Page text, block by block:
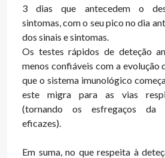
3 dias que antecedem o
sintomas, com o seu pico no dia
dos sinais e sintomas.
Os testes rápidos de deteção
menos confiáveis com a evolução
que o sistema imunológico
este migra para as vias
(tornando os esfregaços da
eficazes).
Em suma, no que respeita à